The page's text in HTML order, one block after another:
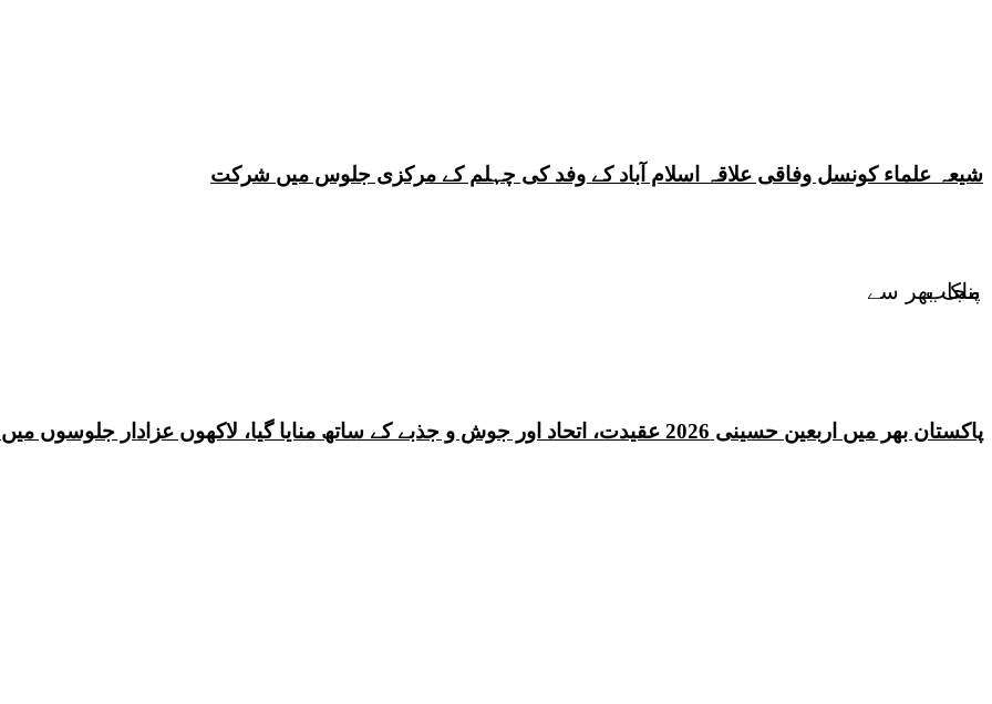
پنجاب
ملک بھر سے
شیعہ علماء کونسل وفاقی علاقہ اسلام آباد کے وفد کی چہلم کے مرکزی جلوس میں شرکت
پاکستان بھر میں اربعین حسینی 2026 عقیدت، اتحاد اور جوش و جذبے کے ساتھ منایا گیا، لاکھوں عزادار جلوسوں میں شریک